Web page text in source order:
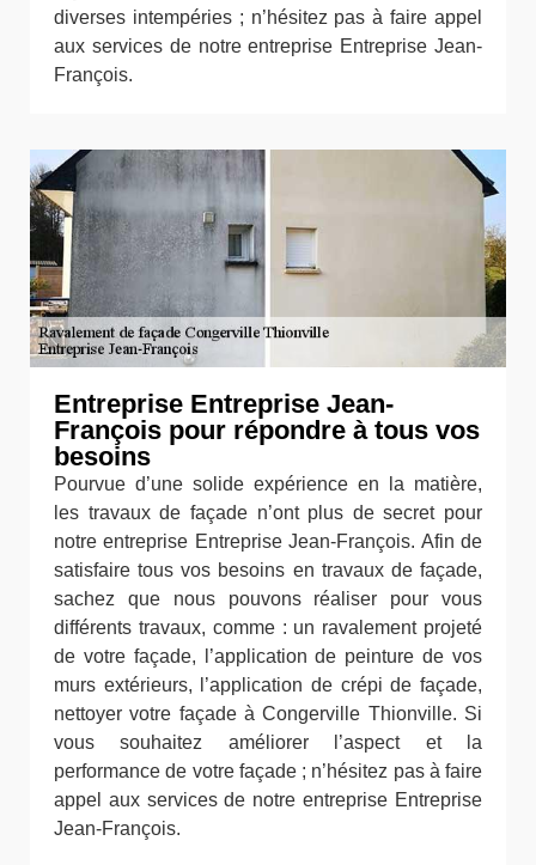
diverses intempéries ; n’hésitez pas à faire appel
aux services de notre entreprise Entreprise Jean-
François.
Entreprise Entreprise Jean-
François pour répondre à tous vos
besoins
Pourvue d’une solide expérience en la matière,
les travaux de façade n’ont plus de secret pour
notre entreprise Entreprise Jean-François. Afin de
satisfaire tous vos besoins en travaux de façade,
sachez que nous pouvons réaliser pour vous
différents travaux, comme : un ravalement projeté
de votre façade, l’application de peinture de vos
murs extérieurs, l’application de crépi de façade,
nettoyer votre façade à Congerville Thionville. Si
vous souhaitez améliorer l’aspect et la
performance de votre façade ; n’hésitez pas à faire
appel aux services de notre entreprise Entreprise
Jean-François.